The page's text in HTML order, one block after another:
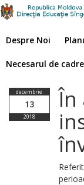
Despre Noi
Necesarul de cadre
decembrie
13
2018
În